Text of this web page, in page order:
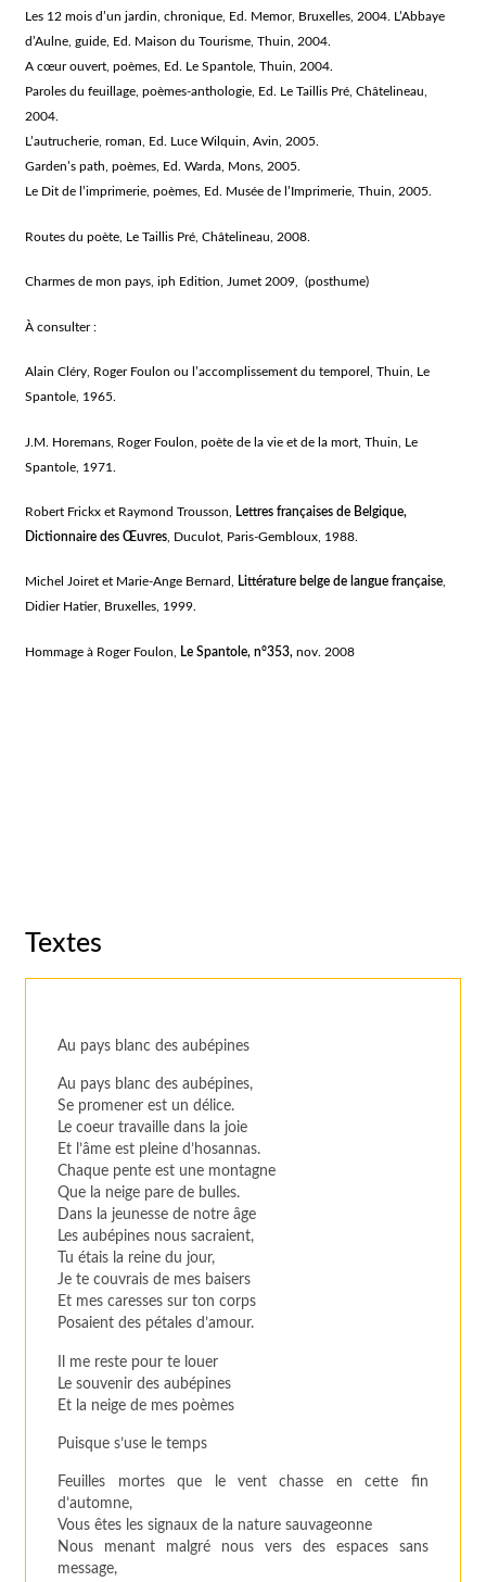
Les 12 mois d’un jardin, chronique, Ed. Memor, Bruxelles, 2004. L’Abbaye
d’Aulne, guide, Ed. Maison du Tourisme, Thuin, 2004.
A cœur ouvert, poèmes, Ed. Le Spantole, Thuin, 2004.
Paroles du feuillage, poèmes-anthologie, Ed. Le Taillis Pré, Châtelineau,
2004.
L’autrucherie, roman, Ed. Luce Wilquin, Avin, 2005.
Garden’s path, poèmes, Ed. Warda, Mons, 2005.
Le Dit de l’imprimerie, poèmes, Ed. Musée de l’Imprimerie, Thuin, 2005.
Routes du poète, Le Taillis Pré, Châtelineau, 2008.
Charmes de mon pays, iph Edition, Jumet 2009, (posthume)
À consulter :
Alain Cléry, Roger Foulon ou l’accomplissement du temporel, Thuin, Le
Spantole, 1965.
J.M. Horemans, Roger Foulon, poète de la vie et de la mort, Thuin, Le
Spantole, 1971.
Robert Frickx et Raymond Trousson,
Lettres françaises de Belgique,
Dictionnaire des Œuvres , Duculot, Paris-Gembloux, 1988.
Michel Joiret et Marie-Ange Bernard, Littérature belge de langue française
Didier Hatier, Bruxelles, 1999.
Hommage à Roger Foulon, Le Spantole, n°353, nov. 2008
Textes
Au pays blanc des aubépines
Au pays blanc des aubépines,
Se promener est un délice.
Le coeur travaille dans la joie
Et l’âme est pleine d’hosannas.
Chaque pente est une montagne
Que la neige pare de bulles.
Dans la jeunesse de notre âge
Les aubépines nous sacraient,
Tu étais la reine du jour,
Je te couvrais de mes baisers
Et mes caresses sur ton corps
Posaient des pétales d’amour.
Il me reste pour te louer
Le souvenir des aubépines
Et la neige de mes poèmes
Puisque s’use le temps
Feuilles mortes que le vent chasse en cette fin
d’automne,
Vous êtes les signaux de la nature sauvageonne
Nous menant malgré nous vers des espaces sans
message,